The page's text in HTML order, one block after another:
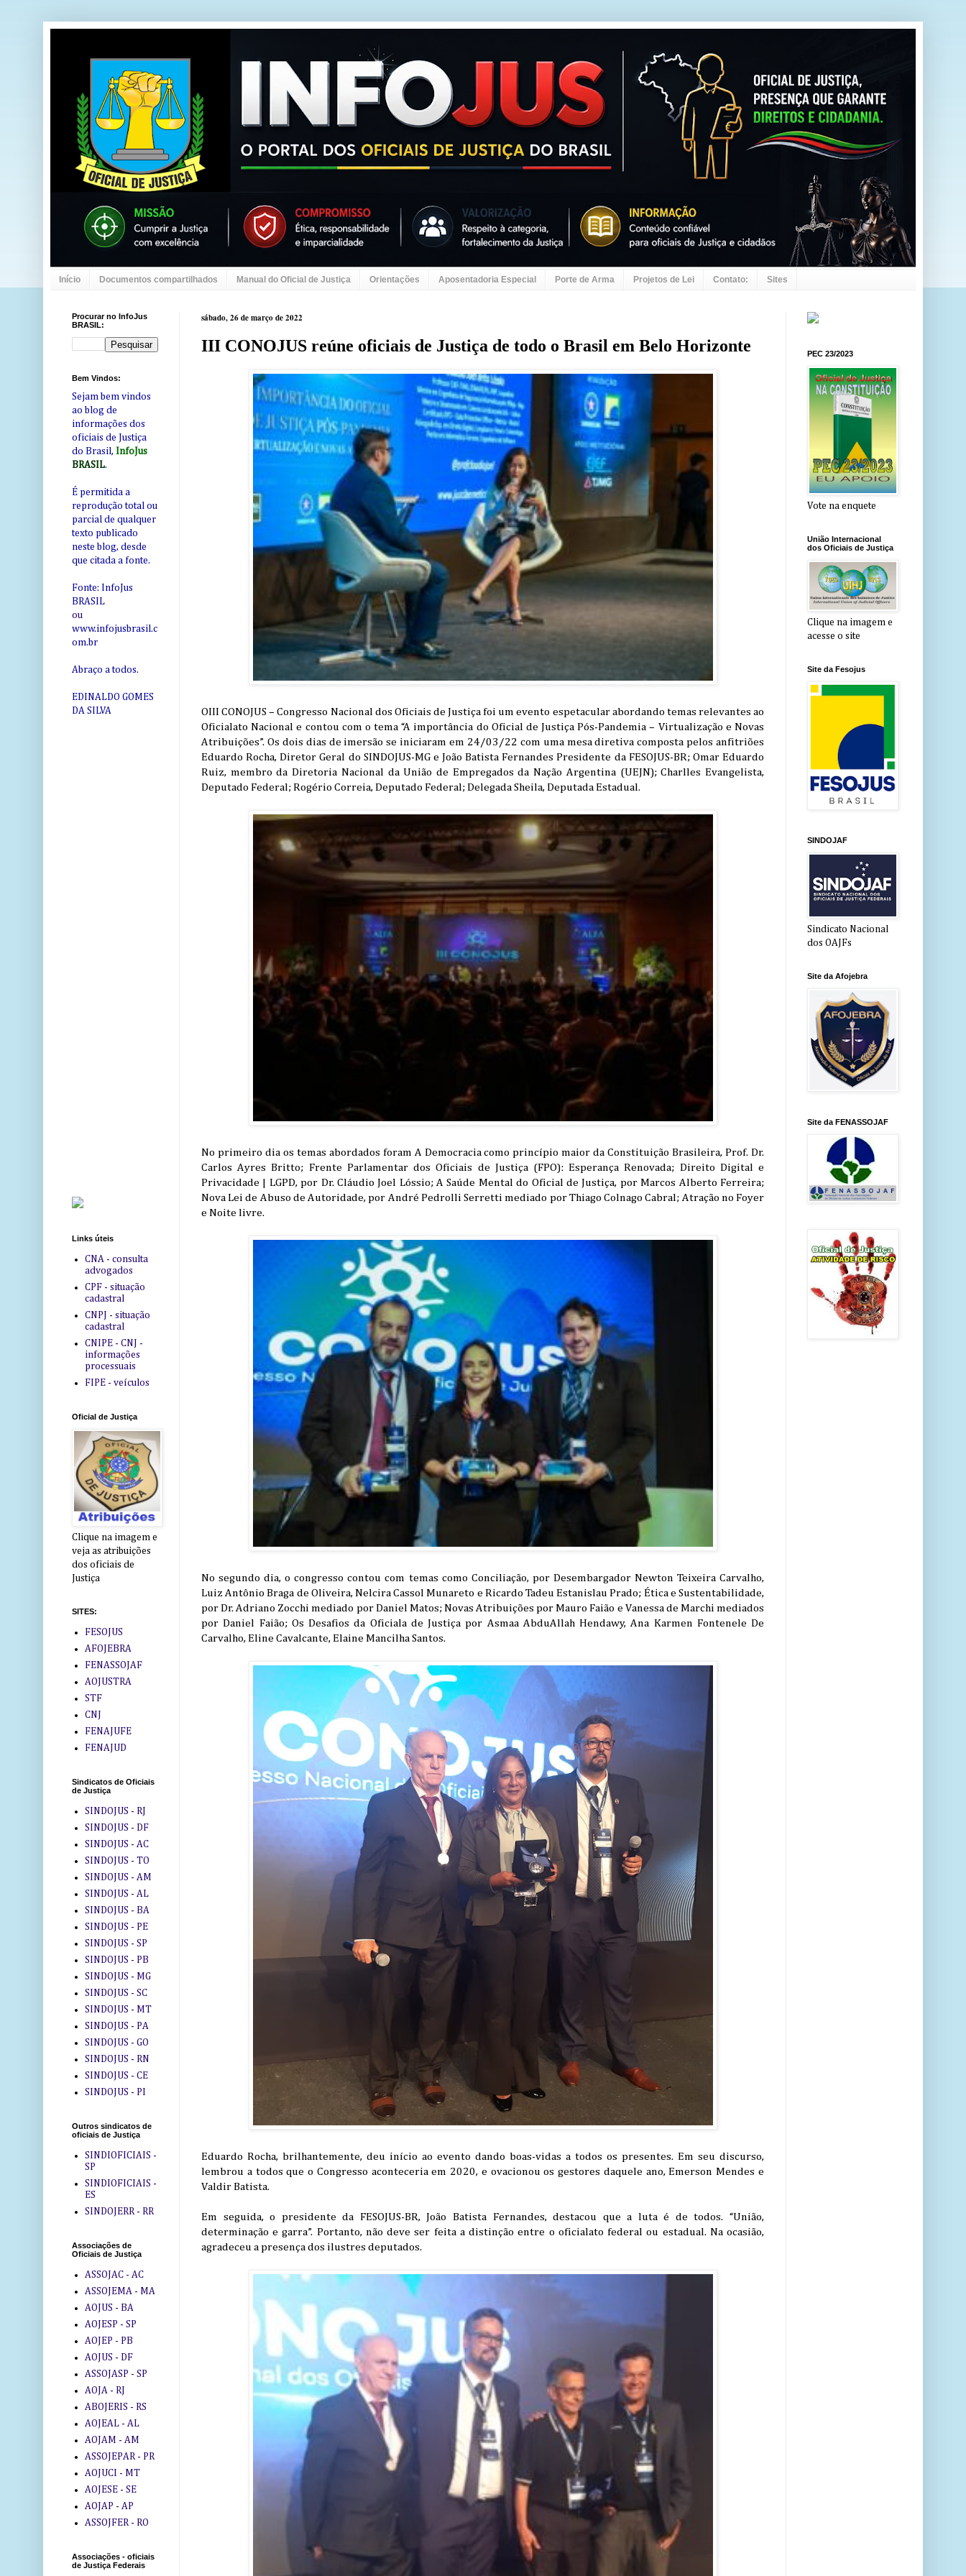
Início Documentos compartilhados Manual do Oficial de Justiça Orientações Aposentadoria Especial Porte de Arma Projetos de Lei Contato: Sites
sábado, 26 de março de 2022
III CONOJUS reúne oficiais de Justiça de todo o Brasil em Belo Horizonte
OIII CONOJUS – Congresso Nacional dos Oficiais de Justiça foi um evento espetacular abordando temas relevantes ao
Oficialato Nacional e contou com o tema “A importância do Oficial de Justiça Pós-Pandemia – Virtualização e Novas
Atribuições”. Os dois dias de imersão se iniciaram em 24/03/22 com uma mesa diretiva composta pelos anfitriões
Eduardo Rocha, Diretor Geral do SINDOJUS-MG e João Batista Fernandes Presidente da FESOJUS-BR; Omar Eduardo
Ruiz, membro da Diretoria Nacional da União de Empregados da Nação Argentina (UEJN); Charlles Evangelista,
Deputado Federal; Rogério Correia, Deputado Federal; Delegada Sheila, Deputada Estadual.
No primeiro dia os temas abordados foram A Democracia como princípio maior da Constituição Brasileira, Prof. Dr.
Carlos Ayres Britto; Frente Parlamentar dos Oficiais de Justiça (FPO): Esperança Renovada; Direito Digital e
Privacidade | LGPD, por Dr. Cláudio Joel Lóssio; A Saúde Mental do Oficial de Justiça, por Marcos Alberto Ferreira;
Nova Lei de Abuso de Autoridade, por André Pedrolli Serretti mediado por Thiago Colnago Cabral; Atração no Foyer
e Noite livre.
No segundo dia, o congresso contou com temas como Conciliação, por Desembargador Newton Teixeira Carvalho,
Luiz Antônio Braga de Oliveira, Nelcira Cassol Munareto e Ricardo Tadeu Estanislau Prado; Ética e Sustentabilidade,
por Dr. Adriano Zocchi mediado por Daniel Matos; Novas Atribuições por Mauro Faião e Vanessa de Marchi mediados
por Daniel Faião; Os Desafios da Oficiala de Justiça por Asmaa AbduAllah Hendawy, Ana Karmen Fontenele De
Carvalho, Eline Cavalcante, Elaine Mancilha Santos.
Eduardo Rocha, brilhantemente, deu início ao evento dando boas-vidas a todos os presentes. Em seu discurso,
lembrou a todos que o Congresso aconteceria em 2020, e ovacionou os gestores daquele ano, Emerson Mendes e
Valdir Batista.
Em seguida, o presidente da FESOJUS-BR, João Batista Fernandes, destacou que a luta é de todos. “União,
determinação e garra”. Portanto, não deve ser feita a distinção entre o oficialato federal ou estadual. Na ocasião,
agradeceu a presença dos ilustres deputados.
Procurar no InfoJus
BRASIL:
Bem Vindos:
Sejam bem vindos
ao blog de
informações dos
oficiais de Justiça
do Brasil, InfoJus
BRASIL.
É permitida a
reprodução total ou
parcial de qualquer
texto publicado
neste blog, desde
que citada a fonte.
Fonte: InfoJus
BRASIL
ou
www.infojusbrasil.c
om.br
Abraço a todos.
EDINALDO GOMES
DA SILVA
Links úteis
CNA - consulta
advogados
CPF - situação
cadastral
CNPJ - situação
cadastral
CNIPE - CNJ -
informações
processuais
FIPE - veículos
Oficial de Justiça
Clique na imagem e
veja as atribuições
dos oficiais de
Justiça
SITES:
FESOJUS
AFOJEBRA
FENASSOJAF
AOJUSTRA
STF
CNJ
FENAJUFE
FENAJUD
Sindicatos de Oficiais
de Justiça
SINDOJUS - RJ
SINDOJUS - DF
SINDOJUS - AC
SINDOJUS - TO
SINDOJUS - AM
SINDOJUS - AL
SINDOJUS - BA
SINDOJUS - PE
SINDOJUS - SP
SINDOJUS - PB
SINDOJUS - MG
SINDOJUS - SC
SINDOJUS - MT
SINDOJUS - PA
SINDOJUS - GO
SINDOJUS - RN
SINDOJUS - CE
SINDOJUS - PI
Outros sindicatos de
oficiais de Justiça
SINDIOFICIAIS -
SP
SINDIOFICIAIS -
ES
SINDOJERR - RR
Associações de
Oficiais de Justiça
ASSOJAC - AC
ASSOJEMA - MA
AOJUS - BA
AOJESP - SP
AOJEP - PB
AOJUS - DF
ASSOJASP - SP
AOJA - RJ
ABOJERIS - RS
AOJEAL - AL
AOJAM - AM
ASSOJEPAR - PR
AOJUCI - MT
AOJESE - SE
AOJAP - AP
ASSOJFER - RO
Associações - oficiais
de Justiça Federais
PEC 23/2023
Vote na enquete
União Internacional
dos Oficiais de Justiça
Clique na imagem e
acesse o site
Site da Fesojus
SINDOJAF
Sindicato Nacional
dos OAJFs
Site da Afojebra
Site da FENASSOJAF